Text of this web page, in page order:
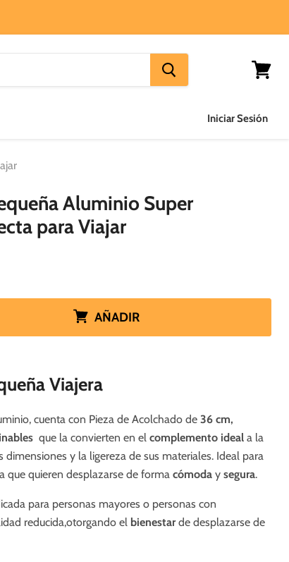
Iniciar Sesión
Aluminio Super
para Viajar
AÑADIR
Viajera
cuenta con Pieza de Acolchado de36 cm,
que la convierten en el complementoideal a la
dimensiones y la ligereza de sus materiales. Ideal para
que quieren desplazarse de forma cómodaysegura.
para personas mayores o personas con
reducida,otorgando el bienestarde desplazarse de